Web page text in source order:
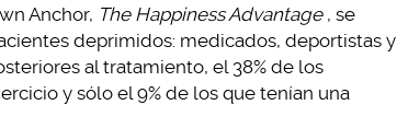
Anchor, The Happiness Advantage , se
deprimidos: medicados, deportistas y
al tratamiento, el 38% de los
y sólo el 9% de los que tenían una